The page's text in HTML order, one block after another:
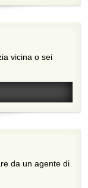
da un agente di